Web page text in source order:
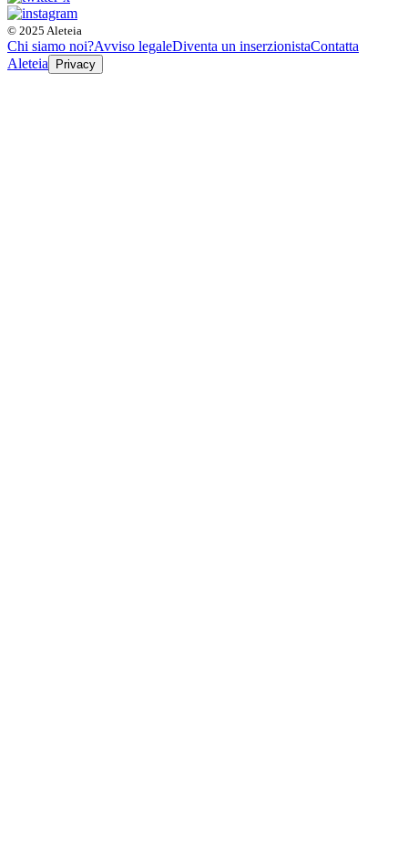
© 2025 Aleteia
Chi siamo noi?Avviso legaleDiventa un inserzionistaContatta
Aleteia
Privacy